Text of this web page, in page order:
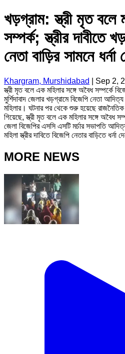
খড়গ্রাম: স্ত্রী মৃত বলে
সম্পর্ক; স্ত্রীর দাবীতে
নেতা বাড়ির সামনে ধর্না
Khargram, Murshidabad
Sep 2,
স্ত্রী মৃত বলে এক মহিলার সঙ্গে অবৈধ সম্পর্কে
মুর্শিদাবাদ জেলার খড়গ্রামে বিজেপি নেতা
মহিলার। ঘটনার পর থেকে শুরু হয়েছে
গিয়েছে, স্ত্রী মৃত বলে এক মহিলার সঙ্গে অবৈধ
জেলা বিজেপির এসসি এসটি মর্চার সভাপতি
মহিলা স্ত্রীর দাবিতে বিজেপি নেতার বাড়িতে ধর্না
MORE NEWS